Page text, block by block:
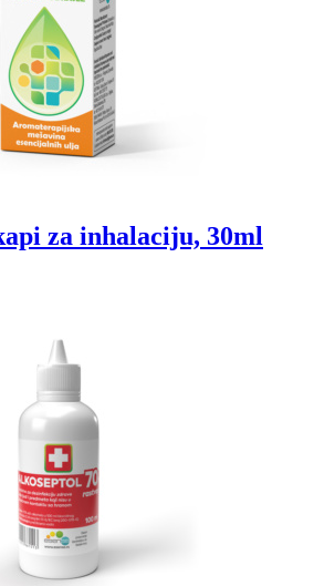
za inhalaciju, 30ml